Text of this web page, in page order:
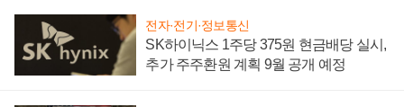
전자·전기·정보통신
SK하이닉스 1주당 375원 현금배당 실시,
추가 주주환원 계획 9월 공개 예정